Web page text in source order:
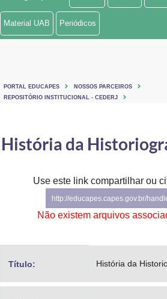
Ministério de Minas e Energia
Ministério do Turismo
Controladoria-Geral da União
Advocacia-Geral da União
Material UAB Periódicos
PORTAL EDUCAPES
NOSSOS PARCEIROS
REPOSITÓRIO INSTITUCIONAL - CEDERJ
História da
Use este link compartilhar ou
http://educapes.capes.gov.br/
Não existem arquivos
Título: História da